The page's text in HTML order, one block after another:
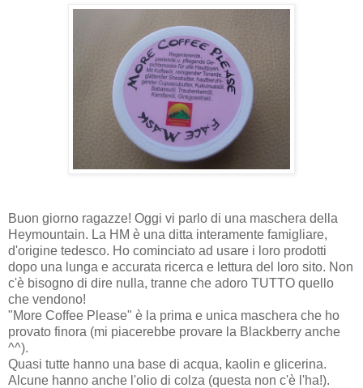
Buon giorno ragazze! Oggi vi parlo di una maschera della
Heymountain. La HM è una ditta interamente famigliare,
d'origine tedesco. Ho cominciato ad usare i loro prodotti
dopo una lunga e accurata ricerca e lettura del loro sito. Non
c'è bisogno di dire nulla, tranne che adoro TUTTO quello
che vendono!
"More Coffee Please" è la prima e unica maschera che ho
provato finora (mi piacerebbe provare la Blackberry anche
^^).
Quasi tutte hanno una base di acqua, kaolin e glicerina.
Alcune hanno anche l'olio di colza (questa non c'è l'ha!).